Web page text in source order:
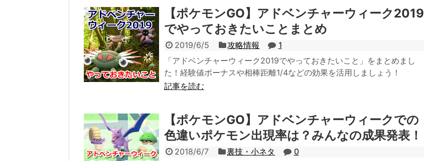
【ポケモンGO】アドベンチャーウィーク2019
でやっておきたいことまとめ
2019/6/5 攻略情報
1
「アドベンチャーウィーク2019でやっておきたいこと」をまとめまし
た！経験値ボーナスや相棒距離1/4などの効果を活用しましょう！
記事を読む
【ポケモンGO】アドベンチャーウィークでの
色違いポケモン出現率は？みんなの成果発表！
2018/6/7 裏技・小ネタ
0